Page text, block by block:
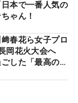
本で一番人気の
ゃん！
春花ら女子プロ
岡花火大会へ
した「最高の夏